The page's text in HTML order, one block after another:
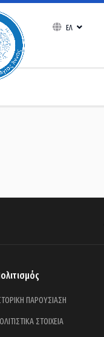
ΕΛ
ΠΑΡΟΥΣΙΑΣΗ
ΣΤΟΙΧΕΙΑ